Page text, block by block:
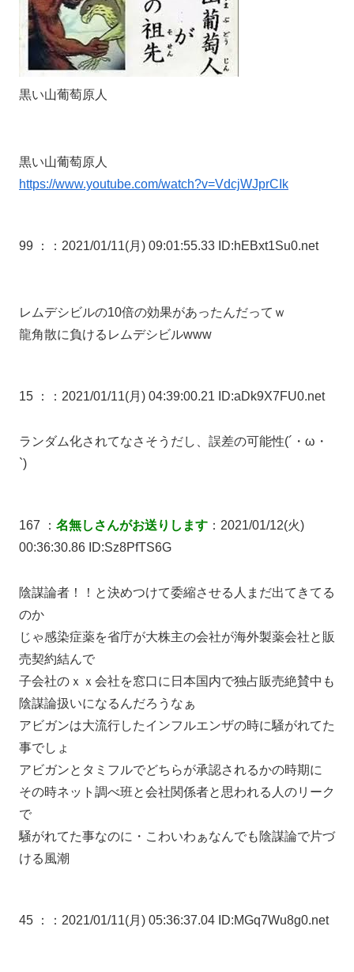
黒い山葡萄原人
黒い山葡萄原人
https://www.youtube.com/watch?v=VdcjWJprCIk
99 ： ：2021/01/11(月) 09:01:55.33 ID:hEBxt1Su0.net
レムデシビルの10倍の効果があったんだってｗ
龍角散に負けるレムデシビルwww
15 ： ：2021/01/11(月) 04:39:00.21 ID:aDk9X7FU0.net
ランダム化されてなさそうだし、誤差の可能性(´・ω・
`)
167 ： 名無しさんがお送りします ：2021/01/12(火)
00:36:30.86 ID:Sz8PfTS6G
陰謀論者！！と決めつけて委縮させる人まだ出てきてる
のか
じゃ感染症薬を省庁が大株主の会社が海外製薬会社と販
売契約結んで
子会社のｘｘ会社を窓口に日本国内で独占販売絶賛中も
陰謀論扱いになるんだろうなぁ
アビガンは大流行したインフルエンザの時に騒がれてた
事でしょ
アビガンとタミフルでどちらが承認されるかの時期に
その時ネット調べ班と会社関係者と思われる人のリーク
で
騒がれてた事なのに・こわいわぁなんでも陰謀論で片づ
ける風潮
45 ： ：2021/01/11(月) 05:36:37.04 ID:MGq7Wu8g0.net